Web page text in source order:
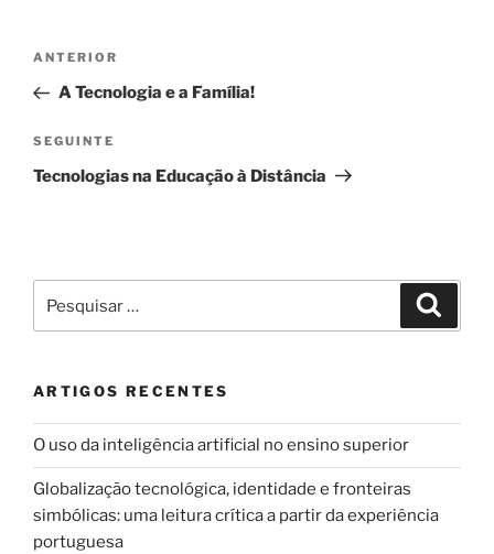
Navegação
artigos
Conteúdo
anterior
ANTERIOR
A Tecnologia e a Família!
Conteúdo
seguinte
SEGUINTE
Tecnologias na Educação à Distância
por:
ARTIGOS RECENTES
O uso da inteligência artificial no ensino superior
Globalização tecnológica, identidade e fronteiras
simbólicas: uma leitura crítica a partir da experiência
portuguesa